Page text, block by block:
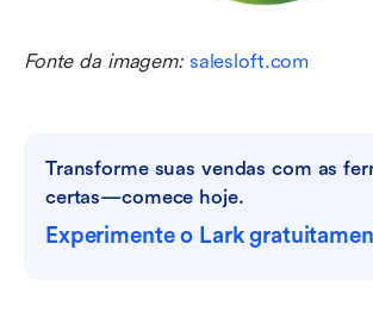
Fonte da imagem: salesloft.com
Transforme suas vendas com as
certas—comece hoje.
Experimente o Lark